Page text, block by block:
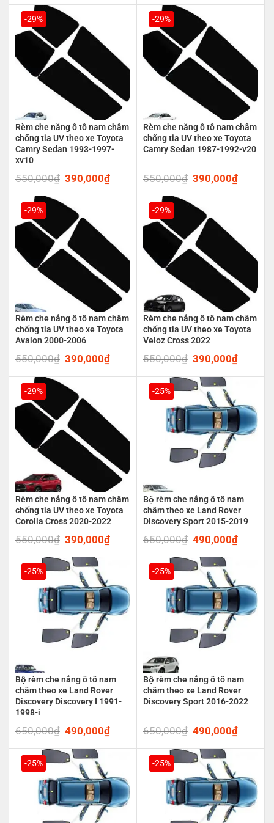
was:
550,000₫.
is:
390,000₫.
was:
550,000₫.
is:
-29%
Rèm che nắng ô tô nam châm
chống tia UV theo xe Toyota
Camry Sedan 1993-1997-
xv10
550,000₫ Original
was:
550,000₫.
390,000₫Current
is:
390,000₫.
-29%
Rèm che nắng ô tô nam châm
chống tia UV theo xe Toyota
Camry Sedan 1987-1992-v20
550,000₫ Original
was:
550,000₫.
390,000₫Current
is:
-29%
Rèm che nắng ô tô nam châm
chống tia UV theo xe Toyota
Avalon 2000-2006
550,000₫ Original
was:
550,000₫.
390,000₫Current
is:
390,000₫.
-29%
Rèm che nắng ô tô nam châm
chống tia UV theo xe Toyota
Veloz Cross 2022
550,000₫ Original
was:
550,000₫.
390,000₫Current
is:
-29%
Rèm che nắng ô tô nam châm
chống tia UV theo xe Toyota
Corolla Cross 2020-2022
550,000₫ Original
was:
550,000₫.
390,000₫Current
is:
390,000₫.
-25%
Bộ rèm che nắng ô tô nam
châm theo xe Land Rover
Discovery Sport 2015-2019
650,000₫ Original
was:
650,000₫.
490,000₫Current
is:
-25%
Bộ rèm che nắng ô tô nam
châm theo xe Land Rover
Discovery Discovery I 1991-
1998-i
650,000₫ Original
was:
650,000₫.
490,000₫Current
is:
490,000₫.
-25%
Bộ rèm che nắng ô tô nam
châm theo xe Land Rover
Discovery Sport 2016-2022
650,000₫ Original
was:
650,000₫.
490,000₫Current
is:
-25% -25%